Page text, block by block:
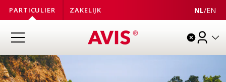
PARTICULIER ZAKELIJK NL/EN